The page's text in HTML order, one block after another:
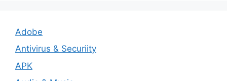
Adobe
Antivirus & Securiity
APK